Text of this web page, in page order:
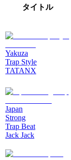
タイトル
Yakuza
Trap Style
TATANX
Japan
Strong
Trap Beat
Jack Jack